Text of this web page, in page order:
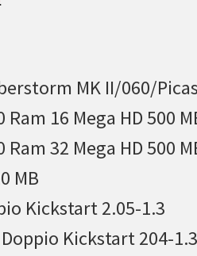
MK II/060/
16 Mega HD 500
32 Mega HD 500
MB
Kickstart 2.05-1.3
Kickstart 204-